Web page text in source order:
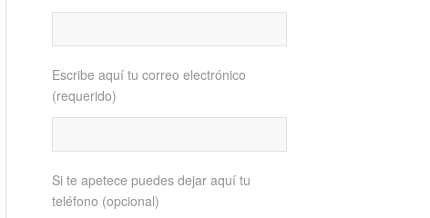
Escribe aquí tu correo electrónico
(requerido)
Si te apetece puedes dejar aquí tu
teléfono (opcional)